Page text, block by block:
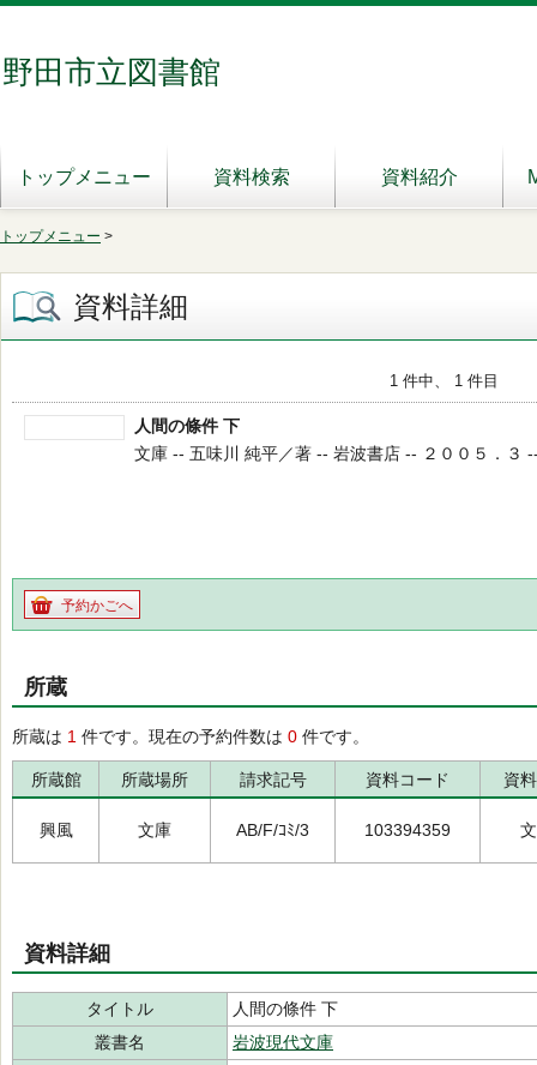
野田市立図書館
トップメニュー 資料検索 資料紹介
トップメニュー >
資料詳細
1 件中、 1 件目
人間の條件 下
文庫 -- 五味川 純平／著 -- 岩波書店 -- ２００５．３
予約かごへ
所蔵
所蔵は 1 件です。現在の予約件数は 0 件です。
所蔵館 所蔵場所 請求記号 資料コード 資
興風 文庫 AB/F/ｺﾐ/3 103394359
資料詳細
タイトル
人間の條件 下
叢書名
岩波現代文庫